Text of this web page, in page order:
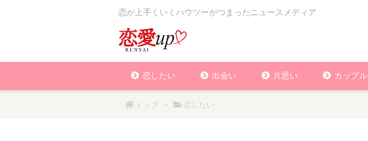
恋が上手くいくハウツーがつまったニュースメディア
恋したい 出会い 片思い カップル
トップ > 恋したい